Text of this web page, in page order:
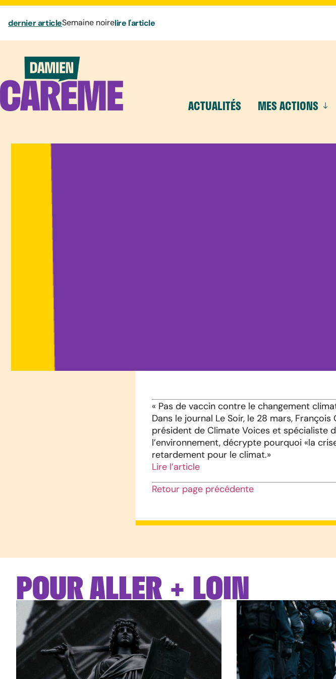
dernier articleSemaine noirelire l'article
ACTUALITÉS MES ACTIONS
« Pas de vaccin contre le changement
Dans le journal Le Soir, le 28 mars,
président de Climate Voices et spécialiste
l’environnement, décrypte pourquoi «la
retardement pour le climat.»
Lire l’article
Retour page précédente
POUR ALLER + LOIN